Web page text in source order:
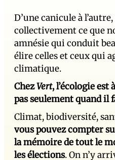
D’une canicule à
collectivement ce que
amnésie qui conduit
élire celles et ceux qui
climatique.
ChezVert, l’écologie est
pas seulement quand il
Climat, biodiversité,
vous pouvez compter
la mémoire de tout le
les élections. On n’y